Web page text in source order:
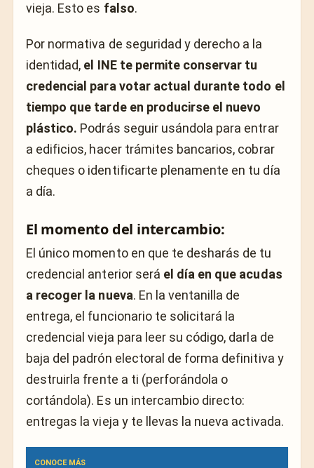
vieja. Esto es falso.
Por normativa de seguridad y derecho a la
identidad, el INE te permite conservar tu
credencial para votar actual durante todo el
tiempo que tarde en producirse el nuevo
plástico. Podrás seguir usándola para entrar
a edificios, hacer trámites bancarios, cobrar
cheques o identificarte plenamente en tu día
a día.
El momento del intercambio:
El único momento en que te desharás de tu
credencial anterior será el día en que acudas
a recoger la nueva. En la ventanilla de
entrega, el funcionario te solicitará la
credencial vieja para leer su código, darla de
baja del padrón electoral de forma definitiva y
destruirla frente a ti (perforándola o
cortándola). Es un intercambio directo:
entregas la vieja y te llevas la nueva activada.
CONOCE MÁS